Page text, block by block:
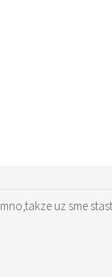
mno,takze uz sme